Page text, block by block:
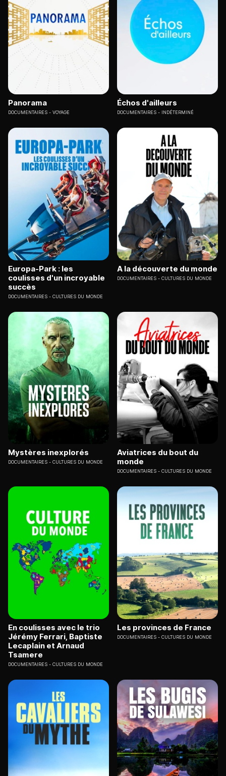
Panorama
DOCUMENTAIRES VOYAGE
Échos d'ailleurs
DOCUMENTAIRES INDÉTERMINÉ
Europa-Park : les
coulisses d'un incroyable
succès
DOCUMENTAIRES CULTURES DU MONDE
A la découverte du monde
DOCUMENTAIRES CULTURES DU MONDE
Mystères inexplorés
DOCUMENTAIRES CULTURES DU MONDE
Aviatrices du bout du
monde
DOCUMENTAIRES CULTURES DU MONDE
En coulisses avec le trio
Jérémy Ferrari, Baptiste
Lecaplain et Arnaud
Tsamere
DOCUMENTAIRES CULTURES DU MONDE
Les provinces de France
DOCUMENTAIRES CULTURES DU MONDE